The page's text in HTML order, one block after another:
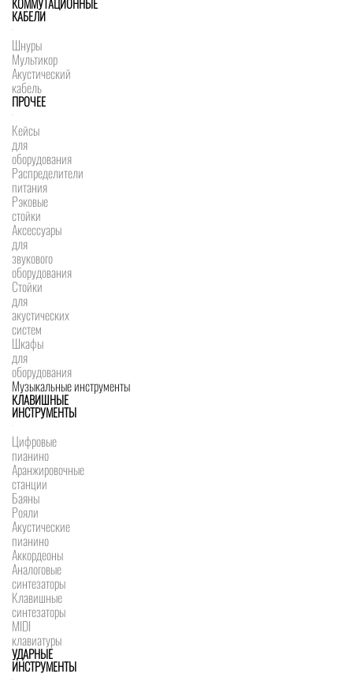
КАБЕЛИ
Шнуры
Мультикор
Акустический
кабель
ПРОЧЕЕ
Кейсы
для
оборудования
Распределители
питания
Рэковые
стойки
Аксессуары
для
звукового
оборудования
Стойки
для
акустических
систем
Шкафы
для
оборудования
Музыкальные инструменты
КЛАВИШНЫЕ
ИНСТРУМЕНТЫ
Цифровые
пианино
Аранжировочные
станции
Баяны
Рояли
Акустические
пианино
Аккордеоны
Аналоговые
синтезаторы
Клавишные
синтезаторы
MIDI
клавиатуры
УДАРНЫЕ
ИНСТРУМЕНТЫ